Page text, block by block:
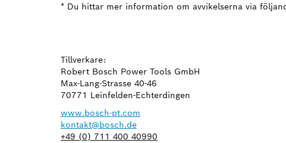
* Du hittar mer information om avvikelserna via
Tillverkare:
Robert Bosch Power Tools GmbH
Max-Lang-Strasse 40-46
70771 Leinfelden-Echterdingen
www.bosch-pt.com
kontakt@bosch.de
+49 (0) 711 400 40990